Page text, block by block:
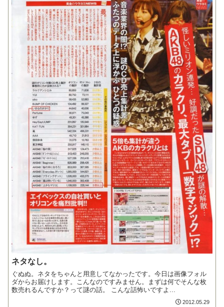
ネタなし。
ぐぬぬ。ネタをちゃんと用意してなかったです。今日は画像フォル
ダからお届けします。こんなのですみません。まずは何でそんな枚
数売れるんですか？って謎の話。 こんな話怖いですよ...
2012.05.29